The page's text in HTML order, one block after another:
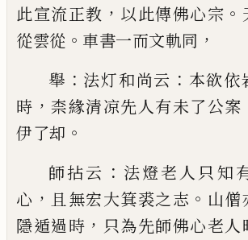
此宣流正教 ， 以此傳佛心宗 。
從雲從 。 車書一而文軌同 ，
舉 ： 法灯和尚云 ： 本欲依
時 ， 柰緣清凉先人有未了公案
伊了却 。
師拈云 ： 法燈老人只知
心 ， 且無宏大箕裘之志 。 山僧
隱遁過時 ， 只為先師佛心老人